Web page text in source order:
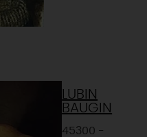
LUBIN
BAUGIN
45300 -